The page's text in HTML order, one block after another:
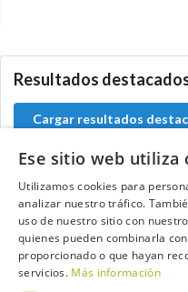
Resultados
Cargar resultados
Contacta con
Opina
Ese sitio web utiliza
Utilizamos cookies para
analizar nuestro tráfico.
uso de nuestro sitio con
quienes pueden combinarla
proporcionado o que hayan
servicios. Más información